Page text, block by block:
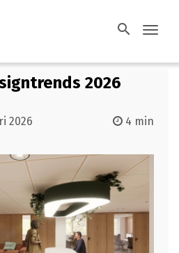
search
2026
2026 4 min